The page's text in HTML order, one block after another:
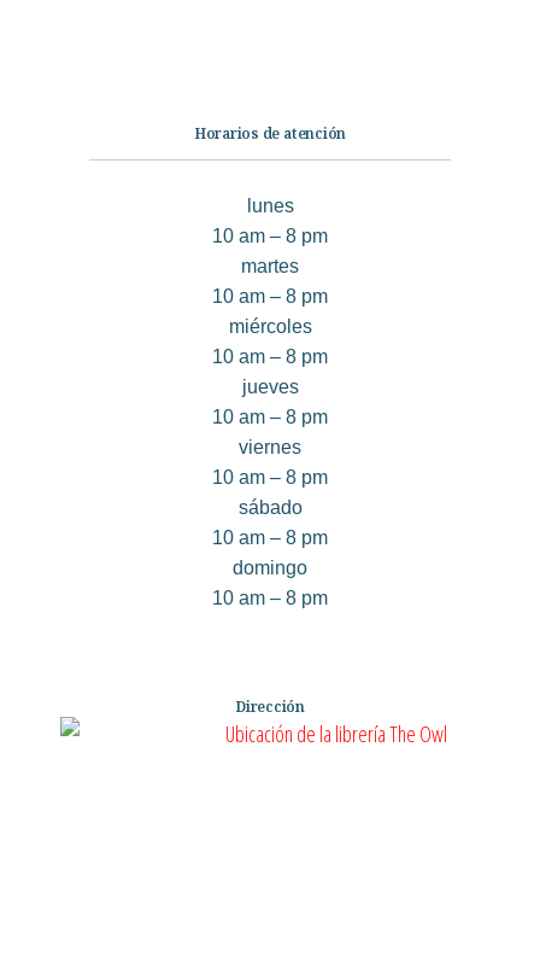
Horarios de atención
lunes
10 am – 8 pm
martes
10 am – 8 pm
miércoles
10 am – 8 pm
jueves
10 am – 8 pm
viernes
10 am – 8 pm
sábado
10 am – 8 pm
domingo
10 am – 8 pm
Dirección